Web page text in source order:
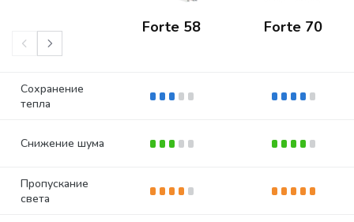
Forte 58 Forte 70
Сохранение
тепла
Снижение шума
Пропускание
света